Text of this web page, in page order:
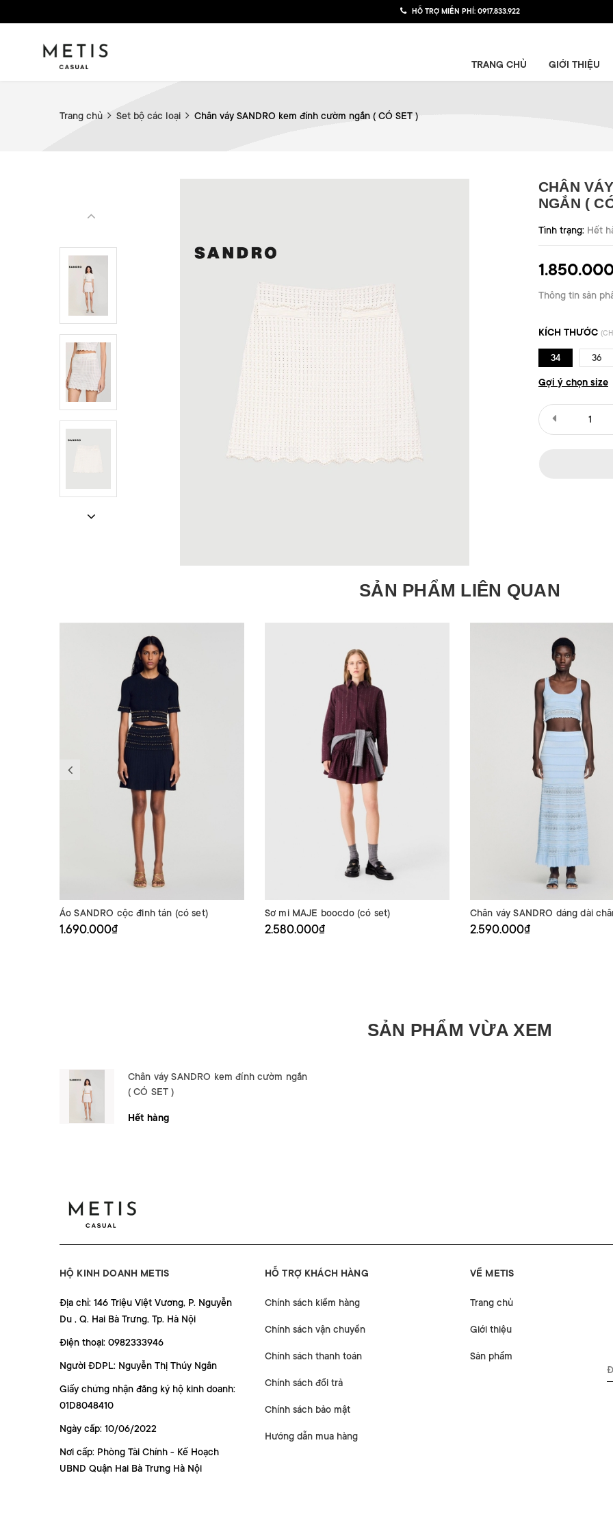
HỖ TRỢ MIỄN PHÍ: 0917.833.922
TRANG CHỦ GIỚI THIỆU
Trang chủ Set bộ các loại Chân váy SANDRO kem đính cườm ngắn ( CÓ SET )
CHÂN
NGẮN (
Tình trạng: Hết
Thông tin sản
KÍCH THƯỚC
34 36
Gợi ý chọn size
SẢN PHẨM LIÊN QUAN
Áo SANDRO cộc đinh tán (có set)
1.690.000₫
Sơ mi MAJE boocdo (có set)
2.580.000₫
Chân váy SANDRO dáng dài
2.590.000₫
SẢN PHẨM VỪA XEM
Chân váy SANDRO kem đính cườm ngắn
( CÓ SET )
Hết hàng
HỘ KINH DOANH METIS
Địa chỉ: 146 Triệu Việt Vương, P. Nguyễn
Du , Q. Hai Bà Trưng, Tp. Hà Nội
Điện thoại: 0982333946
Người ĐDPL: Nguyễn Thị Thúy Ngân
Giấy chứng nhận đăng ký hộ kinh doanh:
01D8048410
Ngày cấp: 10/06/2022
Nơi cấp: Phòng Tài Chính - Kế Hoạch
UBND Quận Hai Bà Trưng Hà Nội
HỖ TRỢ KHÁCH HÀNG
Chính sách kiểm hàng
Chính sách vận chuyển
Chính sách thanh toán
Chính sách đổi trả
Chính sách bảo mật
Hướng dẫn mua hàng
VỀ METIS
Trang chủ
Giới thiệu
Sản phẩm